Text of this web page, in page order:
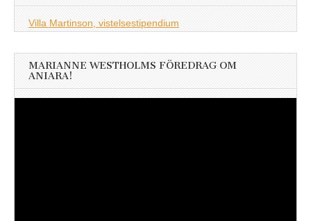
Villa Martinson, vistelsestipendium
MARIANNE WESTHOLMS FÖREDRAG OM
ANIARA!